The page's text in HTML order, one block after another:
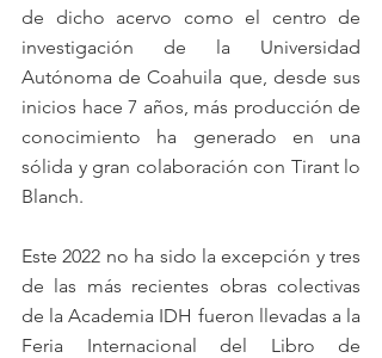
de dicho acervo como el centro de
investigación de la Universidad
Autónoma de Coahuila que, desde sus
inicios hace 7 años, más producción de
conocimiento ha generado en una
sólida y gran colaboración con Tirant lo
Blanch.
Este 2022 no ha sido la excepción y tres
de las más recientes obras colectivas
de la Academia IDH fueron llevadas a la
Feria Internacional del Libro de